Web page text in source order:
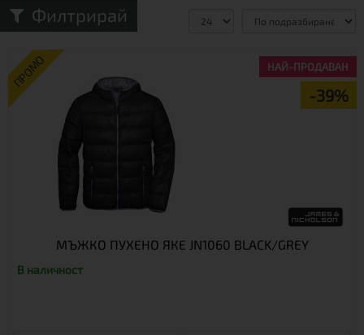
Филтрирай
Сравни (0)
ПРОМО
-39%
НАЙ-ПРОДАВАН
МЪЖКО ПУХЕНО ЯКЕ JN1060 BLACK/GREY
В наличност